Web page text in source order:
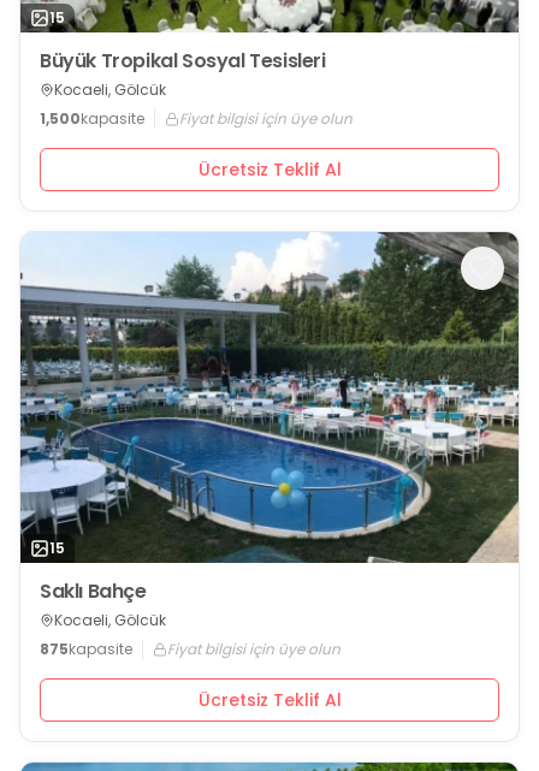
15
Büyük Tropikal Sosyal Tesisleri
Kocaeli, Gölcük
1,500kapasite Fiyat bilgisi için üye olun
Ücretsiz Teklif Al
15
Saklı Bahçe
Kocaeli, Gölcük
875kapasite Fiyat bilgisi için üye olun
Ücretsiz Teklif Al